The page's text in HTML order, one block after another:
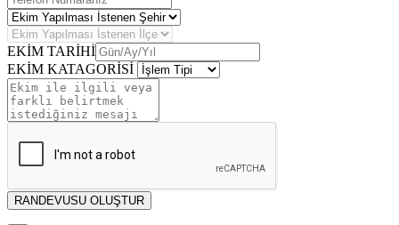
EKİM TARİHİ
EKİM KATAGORİSİ
RANDEVUSU OLUŞTUR